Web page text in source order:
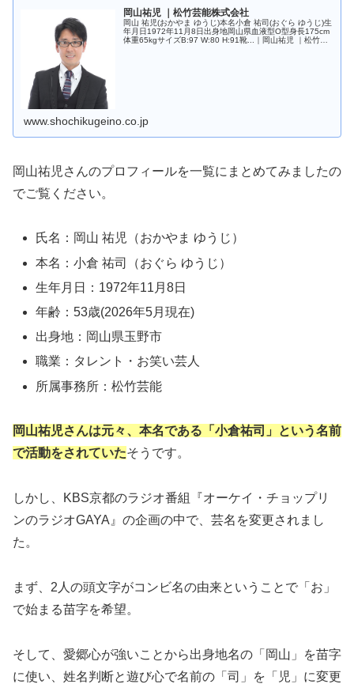
岡山祐児 ｜松竹芸能株式会社
岡山 祐児(おかやま ゆうじ)本名小倉 祐司(おぐら ゆうじ)生
年月日1972年11月8日出身地岡山県血液型O型身長175cm
体重65kgサイズB:97 W:80 H:91靴...｜岡山祐児 ｜松竹芸
www.shochikugeino.co.jp
岡山祐児さんのプロフィールを一覧にまとめてみましたの
でご覧ください。
氏名：岡山 祐児（おかやま ゆうじ）
本名：小倉 祐司（おぐら ゆうじ）
生年月日：1972年11月8日
年齢：53歳(2026年5月現在)
出身地：岡山県玉野市
職業：タレント・お笑い芸人
所属事務所：松竹芸能
岡山祐児さんは元々、本名である「小倉祐司」という名前
で活動をされていたそうです。
しかし、KBS京都のラジオ番組『オーケイ・チョップリ
ンのラジオGAYA』の企画の中で、芸名を変更されまし
た。
まず、2人の頭文字がコンビ名の由来ということで「お」
で始まる苗字を希望。
そして、愛郷心が強いことから出身地名の「岡山」を苗字
に使い、姓名判断と遊び心で名前の「司」を「児」に変更